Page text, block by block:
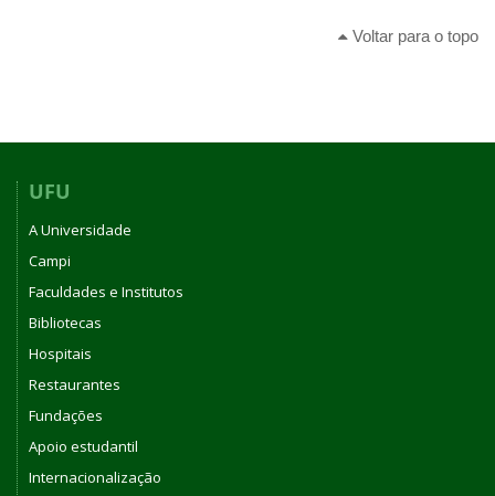
Voltar para o topo
UFU
A Universidade
Campi
Faculdades e Institutos
Bibliotecas
Hospitais
Restaurantes
Fundações
Apoio estudantil
Internacionalização